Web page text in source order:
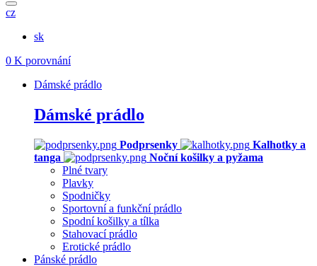
cz
sk
0 K porovnání
Dámské prádlo
Dámské prádlo
Podprsenky
Kalhotky a
tanga
Noční košilky a pyžama
Plné tvary
Plavky
Spodničky
Sportovní a funkční prádlo
Spodní košilky a tílka
Stahovací prádlo
Erotické prádlo
Pánské prádlo